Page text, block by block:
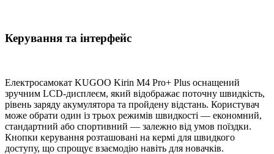
Керування та інтерфейс
Електросамокат KUGOO Kirin M4 Pro+ Plus оснащений
зручним LCD-дисплеєм, який відображає поточну швидкість,
рівень заряду акумулятора та пройдену відстань. Користувач
може обрати один із трьох режимів швидкості — економний,
стандартний або спортивний — залежно від умов поїздки.
Кнопки керування розташовані на кермі для швидкого
доступу, що спрощує взаємодію навіть для новачків.